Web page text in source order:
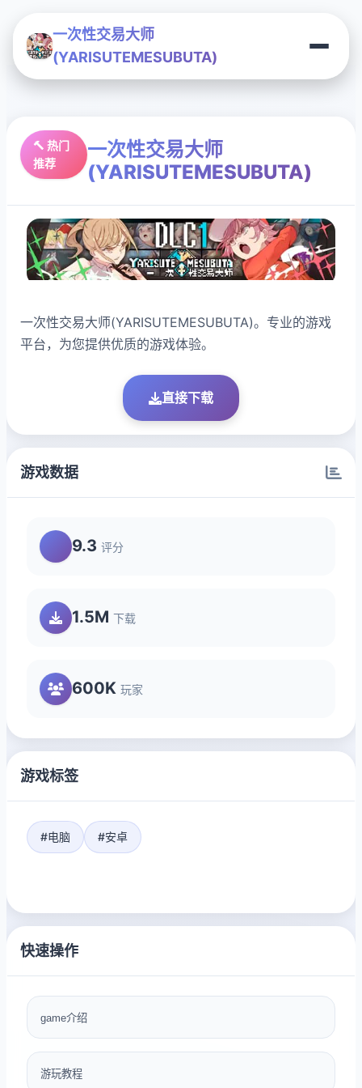
一次性交易大师
(YARISUTEMESUBUTA)
🔨 热门
推荐
一次性交易大师
(YARISUTEMESUBUTA)
一次性交易大师(YARISUTEMESUBUTA)。专业的游戏
平台，为您提供优质的游戏体验。
直接下载
游戏数据
9.3 评分
1.5M 下载
600K 玩家
游戏标签
#电脑 #安卓
快速操作
game介绍
游玩教程